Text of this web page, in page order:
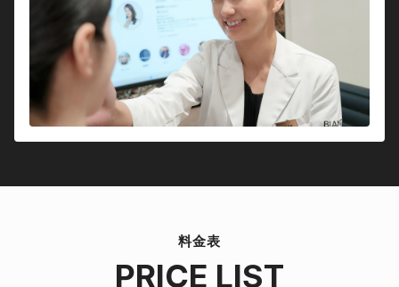
料金表
PRICE LIST